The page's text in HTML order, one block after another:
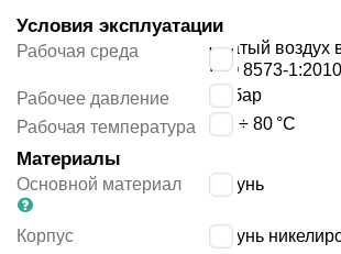
Условия эксплуатации
Рабочая среда
сжатый воздух
ISO 8573-
Рабочее давление
бар
Рабочая температура
-20 ÷ 80 °C
Материалы
Основной материал латунь
Корпус
латунь